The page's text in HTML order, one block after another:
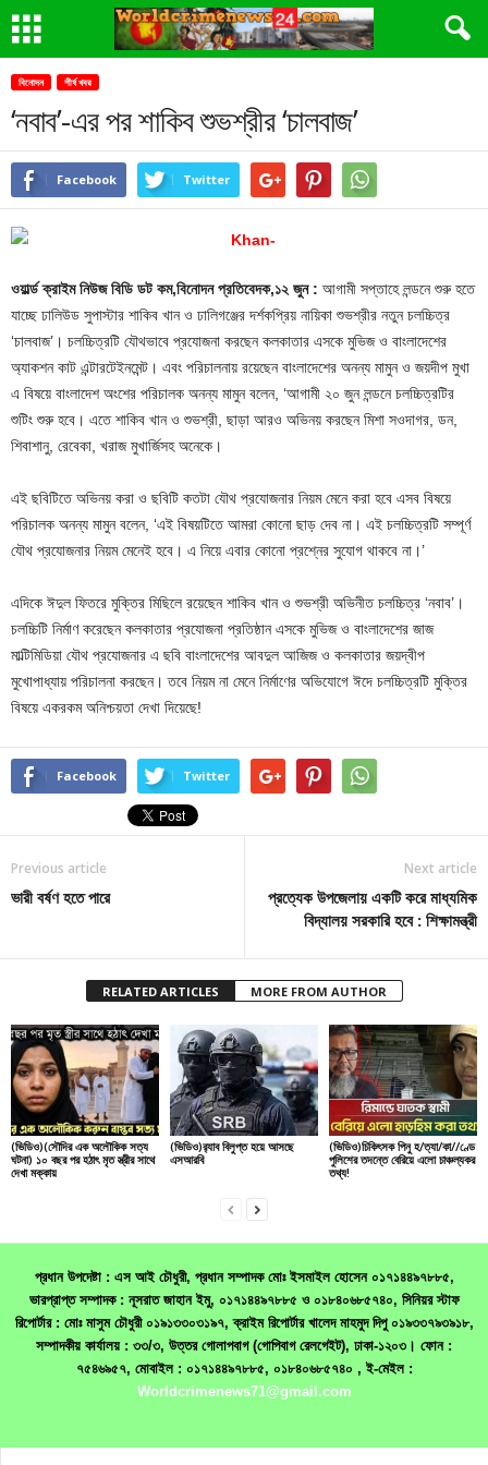
বিনোদন শীর্ষ খবর
‘নবাব’-এর পর শাকিব শুভশ্রীর ‘চালবাজ’
Facebook Twitter
ওয়ার্ল্ড ক্রাইম নিউজ বিডি ডট কম,বিনোদন প্রতিবেদক,১২ জুন : আগামী সপ্তাহে লন্ডনে শুরু হতে
যাচ্ছে ঢালিউড সুপাস্টার শাকিব খান ও ঢালিগঞ্জের দর্শকপ্রিয় নায়িকা শুভশ্রীর নতুন চলচ্চিত্র
‘চালবাজ’। চলচ্চিত্রটি যৌথভাবে প্রযোজনা করছেন কলকাতার এসকে মুভিজ ও বাংলাদেশের
অ্যাকশন কাট এন্টারটেইনমেন্ট। এবং পরিচালনায় রয়েছেন বাংলাদেশের অনন্য মামুন ও জয়দীপ মুখা
এ বিষয়ে বাংলাদেশ অংশের পরিচালক অনন্য মামুন বলেন, ‘আগামী ২০ জুন লন্ডনে চলচ্চিত্রটির
শুটিং শুরু হবে। এতে শাকিব খান ও শুভশ্রী, ছাড়া আরও অভিনয় করছেন মিশা সওদাগর, ডন,
শিবাশানু, রেবেকা, খরাজ মুখার্জিসহ অনেকে।
এই ছবিটিতে অভিনয় করা ও ছবিটি কতটা যৌথ প্রযোজনার নিয়ম মেনে করা হবে এসব বিষয়ে
পরিচালক অনন্য মামুন বলেন, ‘এই বিষয়টিতে আমরা কোনো ছাড় দেব না। এই চলচ্চিত্রটি সম্পূর্ণ
যৌথ প্রযোজনার নিয়ম মেনেই হবে। এ নিয়ে এবার কোনো প্রশ্নের সুযোগ থাকবে না।’
এদিকে ঈদুল ফিতরে মুক্তির মিছিলে রয়েছেন শাকিব খান ও শুভশ্রী অভিনীত চলচ্চিত্র ‘নবাব’।
চলচ্চিটি নির্মাণ করেছেন কলকাতার প্রযোজনা প্রতিষ্ঠান এসকে মুভিজ ও বাংলাদেশের জাজ
মাল্টিমিডিয়া যৌথ প্রযোজনার এ ছবি বাংলাদেশের আবদুল আজিজ ও কলকাতার জয়দ্বীপ
মুখোপাধ্যায় পরিচালনা করছেন। তবে নিয়ম না মেনে নির্মাণের অভিযোগে ঈদে চলচ্চিত্রটি মুক্তির
বিষয়ে একরকম অনিশ্চয়তা দেখা দিয়েছে!
Facebook Twitter
Previous article
ভারী বর্ষণ হতে পারে
Next article
প্রত্যেক উপজেলায় একটি করে মাধ্যমিক
বিদ্যালয় সরকারি হবে : শিক্ষামন্ত্রী
RELATED ARTICLES MORE FROM AUTHOR
(ভিডিও)(সৌদির এক অলৌকিক সত্য
ঘটনা) ১০ বছর পর হঠাৎ মৃত স্ত্রীর সাথে
দেখা মক্কায়
(ভিডিও)র‌্যাব বিলুপ্ত হয়ে আসছে
এসআরবি
(ভিডিও)চিকিৎসক পিনু হ/ত্যা/কা//ণ্ডে
পুলিশের তদন্তে বেরিয়ে এলো চাঞ্চল্যকর
তথ্য!
প্রধান উপদেষ্টা : এস আই চৌধুরী, প্রধান সম্পাদক মোঃ ইসমাইল হোসেন ০১৭১৪৪৯৭৮৮৫,
ভারপ্রাপ্ত সম্পাদক : নূসরাত জাহান ইমু, ০১৭১৪৪৯৭৮৮৫ ও ০১৮৪০৬৮৫৭৪০, সিনিয়র স্টাফ
রিপোর্টার : মোঃ মাসুম চৌধুরী ০১৯১৩৩০৩১৯৭, ক্রাইম রিপোর্টার খালেদ মাহমুদ দিপু ০১৯৩৩৭৯৩৯১৮,
সম্পাদকীয় কার্যালয় : ৩৩/৩, উত্তর গোলাপবাগ (গোপিবাগ রেলগেইট), ঢাকা-১২০৩। ফোন :
৭৫৪৬৯৫৭, মোবাইল : ০১৭১৪৪৯৭৮৮৫, ০১৮৪০৬৮৫৭৪০ , ই-মেইল :
Worldcrimenews71@gmail.com